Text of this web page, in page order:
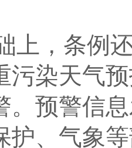
上，条例
污染天气
。预警信
护、气象